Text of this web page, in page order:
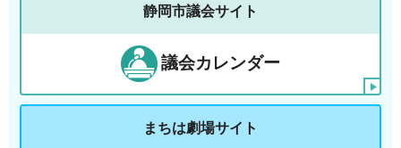
静岡市議会サイト
議会カレンダー
まちは劇場サイト